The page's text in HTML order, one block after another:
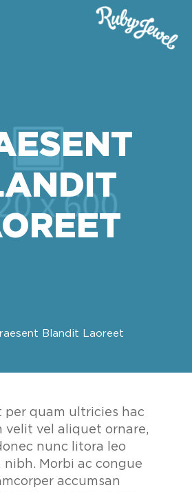
Blandit Laoreet
per quam ultricies hac
velit vel aliquet ornare,
nunc litora leo
nibh. Morbi ac congue
accumsan